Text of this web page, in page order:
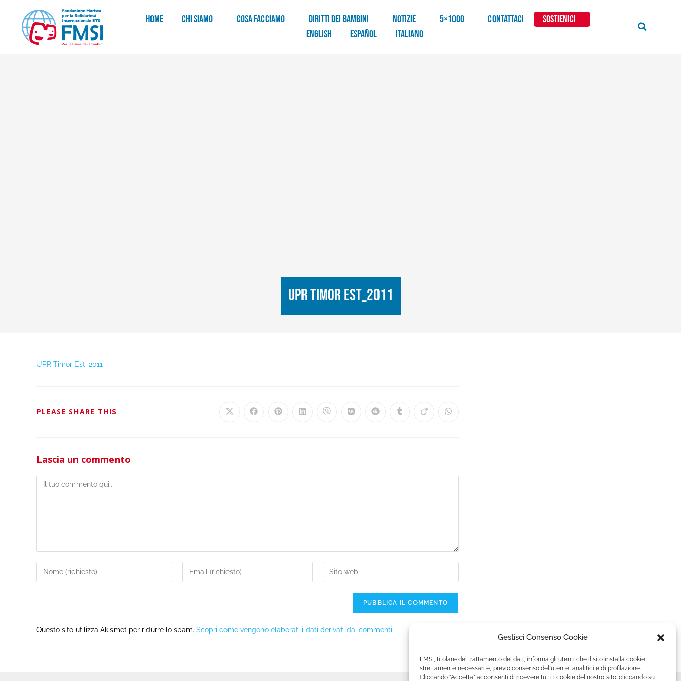
Gestisci Consenso Cookie
FMSI, titolare del trattamento dei dati, informa gli utenti che il sito installa cookie
strettamente necessari e, previo consenso dell’utente, analitici e di profilazione.
Cliccando "Accetta” acconsenti di ricevere tutti i cookie del nostro sito; cliccando su
HOME CHI SIAMO COSA FACCIAMO DIRITTI DEI BAMBINI NOTIZIE 5×1000 CONTATTACI
SOSTIENICI
English
Español Italiano
UPR Timor Est_2011
UPR Timor Est_2011
PLEASE SHARE THIS
Lascia un commento
Questo sito utilizza Akismet per ridurre lo spam. Scopri come vengono elaborati i dati derivati dai commenti.